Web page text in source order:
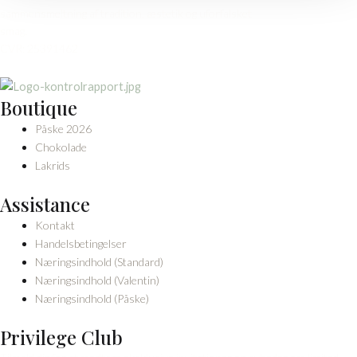
Boutique
Påske 2026
Chokolade
Lakrids
Assistance
Kontakt
Handelsbetingelser
Næringsindhold (Standard)
Næringsindhold (Valentin)
Næringsindhold (Påske)
Privilege Club